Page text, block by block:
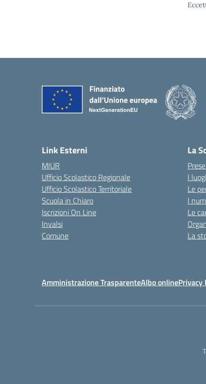
Link Esterni
MIUR
Ufficio Scolastico Regionale
Ufficio Scolastico Territoriale
Scuola in Chiaro
Iscrizioni On Line
Invalsi
Comune
La
I
Le
I
Le
La
Amministrazione TrasparenteAlbo onlinePrivacy